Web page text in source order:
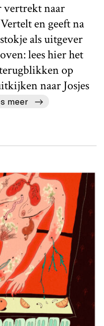
vertrekt naar
en geeft na
als uitgever
lees hier het
op
naar Josjes
meer